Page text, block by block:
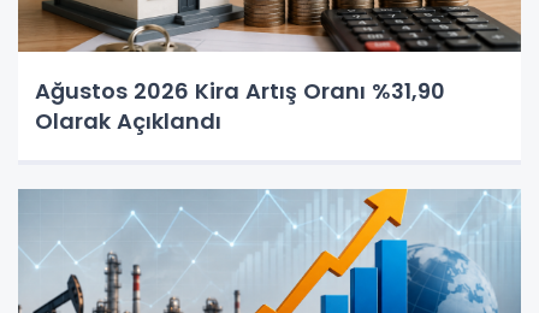
Ağustos 2026 Kira Artış Oranı %31,90
Olarak Açıklandı